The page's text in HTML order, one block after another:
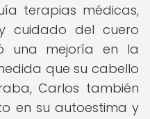
terapias médicas,
cuidado del cuero
una mejoría en la
que su cabello
Carlos también
en su autoestima y